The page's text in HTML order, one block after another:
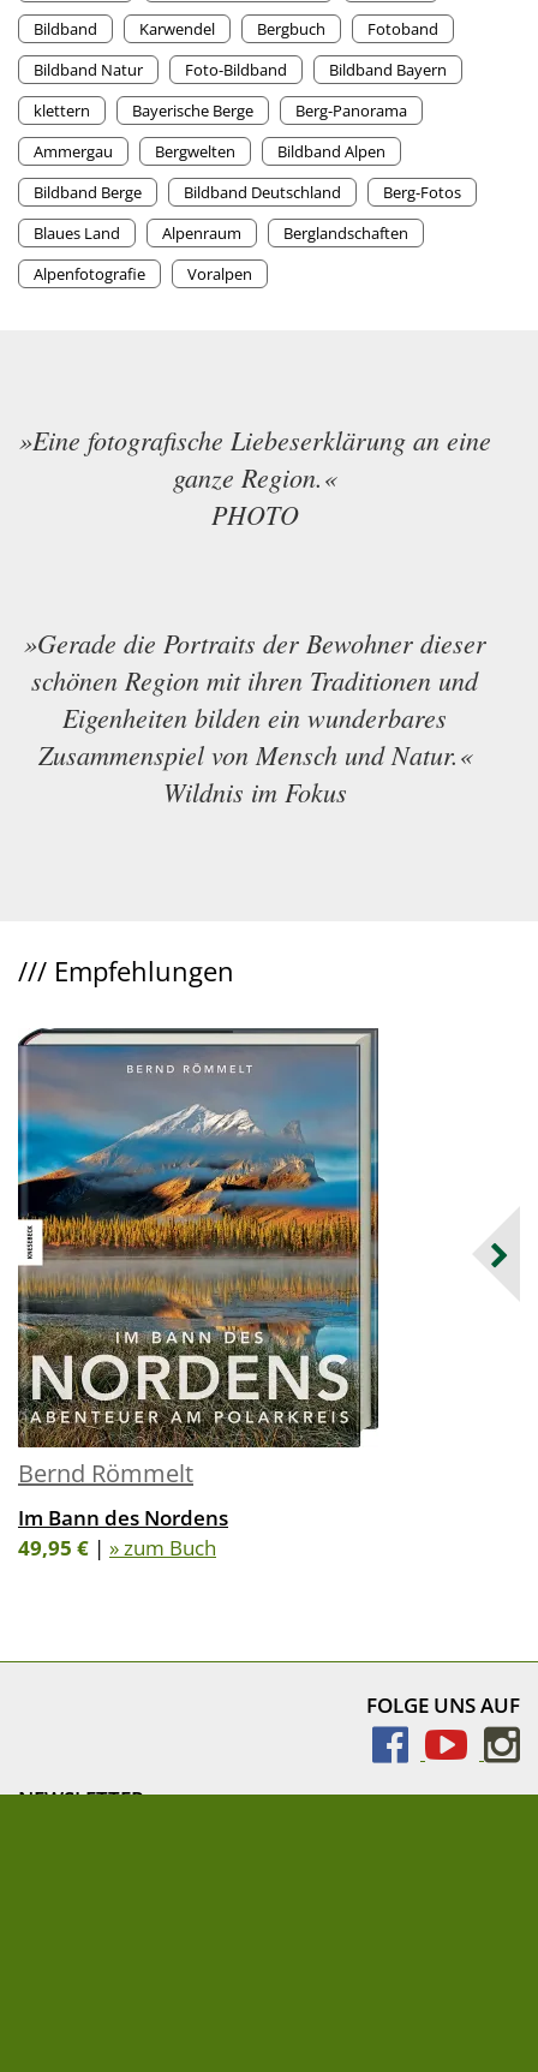
Bildband
Karwendel Bergbuch
Fotoband
Bildband Natur
Foto-Bildband
Bildband Bayern
klettern
Bayerische Berge
Berg-Panorama
Ammergau
Bergwelten
Bildband Alpen
Bildband Berge
Bildband Deutschland
Berg-Fotos
Blaues Land
Alpenraum
Berglandschaften
Alpenfotografie
Voralpen
»Eine fotografische Liebeserklärung an eine
ganze Region.«
PHOTO
»Gerade die Portraits der Bewohner dieser
schönen Region mit ihren Traditionen und
Eigenheiten bilden ein wunderbares
Zusammenspiel von Mensch und Natur.«
Wildnis im Fokus
/// Empfehlungen
Bernd Römmelt
Im Bann des Nordens
49,95 € | » zum Buch
FOLGE UNS AUF
NEWSLETTER